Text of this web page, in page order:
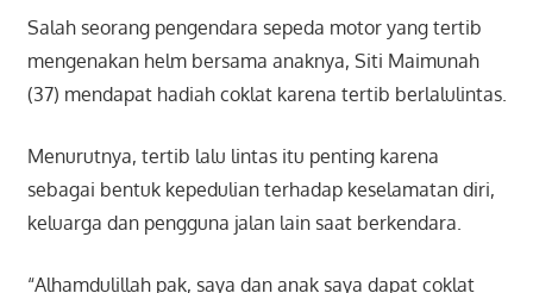
Salah seorang pengendara sepeda motor yang tertib
mengenakan helm bersama anaknya, Siti Maimunah
(37) mendapat hadiah coklat karena tertib berlalulintas.
Menurutnya, tertib lalu lintas itu penting karena
sebagai bentuk kepedulian terhadap keselamatan diri,
keluarga dan pengguna jalan lain saat berkendara.
“Alhamdulillah pak, saya dan anak saya dapat coklat